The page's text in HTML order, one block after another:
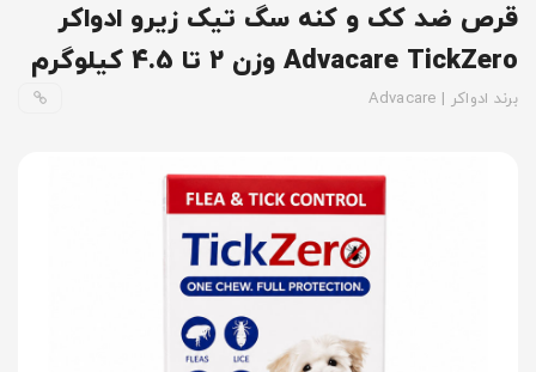
قرص ضد کک و کنه سگ تیک زیرو ادواکر
Advacare TickZero وزن 2 تا 4.5 کیلوگرم
برند ادواکر | Advacare